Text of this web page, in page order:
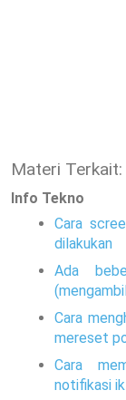
Materi Terkait:
Info Tekno
Cara
dilakukan
Ada
Cara
mereset
Cara
notifikasi